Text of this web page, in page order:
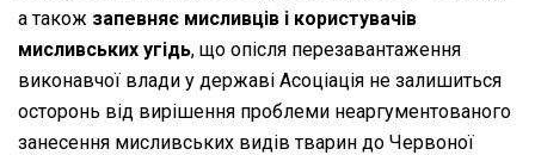
а також запевняє мисливців і користувачів
мисливських угідь, що опісля перезавантаження
виконавчої влади у державі Асоціація не залишиться
осторонь від вирішення проблеми неаргументованого
занесення мисливських видів тварин до Червоної